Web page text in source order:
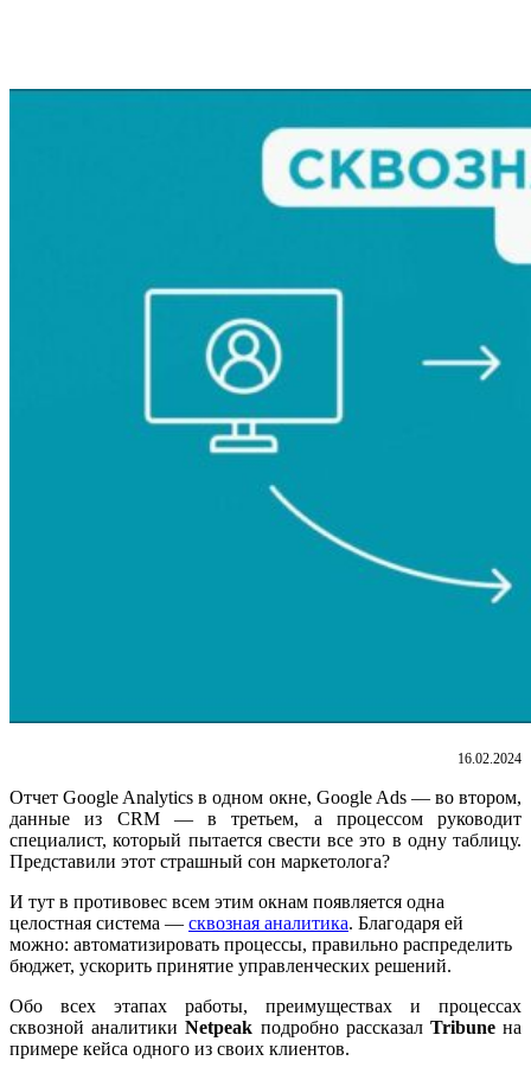
16.02.2024
Отчет Google Analytics в одном окне, Google Ads — во втором,
данные из CRM — в третьем, а процессом руководит
специалист, который пытается свести все это в одну таблицу.
Представили этот страшный сон маркетолога?
И тут в противовес всем этим окнам появляется одна
целостная система — сквозная аналитика. Благодаря ей
можно: автоматизировать процессы, правильно распределить
бюджет, ускорить принятие управленческих решений.
Обо всех этапах работы, преимуществах и процессах
сквозной аналитикиNetpeak подробно рассказал Tribuneна
примере кейса одного из своих клиентов.